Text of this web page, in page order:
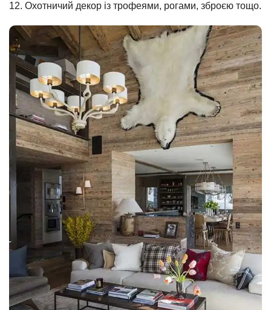
12. Охотничий декор із трофеями, рогами, зброєю тощо.